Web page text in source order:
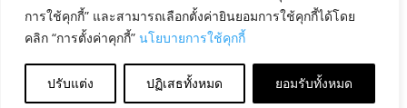
การใช้คุกกี้” และสามารถเลือกตั้งค่ายินยอมการใช้คุกกี้ได้โดย
คลิก “การตั้งค่าคุกกี้” นโยบายการใช้คุกกี้
ปรับแต่ง ปฏิเสธทั้งหมด ยอมรับทั้งหมด